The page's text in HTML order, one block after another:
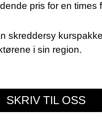
pris for en times
skreddersy
i sin region.
SKRIV TIL OSS